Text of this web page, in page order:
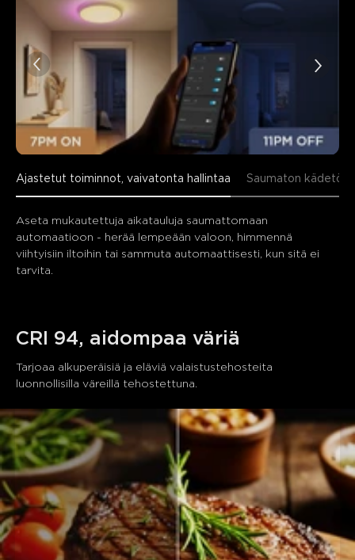
Ajastetut toiminnot, vaivatonta hallintaa Saumaton kädetön
Aseta mukautettuja aikatauluja saumattomaan
automaatioon - herää lempeään valoon, himmennä
viihtyisiin iltoihin tai sammuta automaattisesti, kun sitä ei
tarvita.
CRI 94, aidompaa väriä
Tarjoaa alkuperäisiä ja eläviä valaistustehosteita
luonnollisilla väreillä tehostettuna.